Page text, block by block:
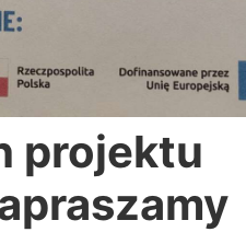
projektu